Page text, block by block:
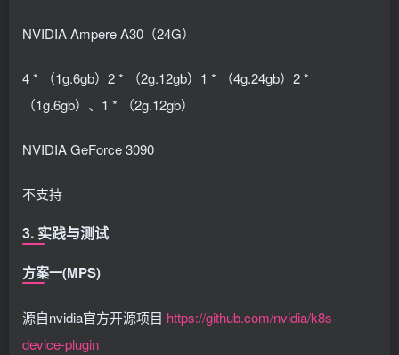
NVIDIA Ampere A30（24G）
4 * （1g.6gb）2 * （2g.12gb）1 * （4g.24gb）2 *
（1g.6gb）、1 * （2g.12gb）
NVIDIA GeForce 3090
不支持
3. 实践与测试
方案一(MPS)
源自nvidia官方开源项目 https://github.com/nvidia/k8s-
device-plugin